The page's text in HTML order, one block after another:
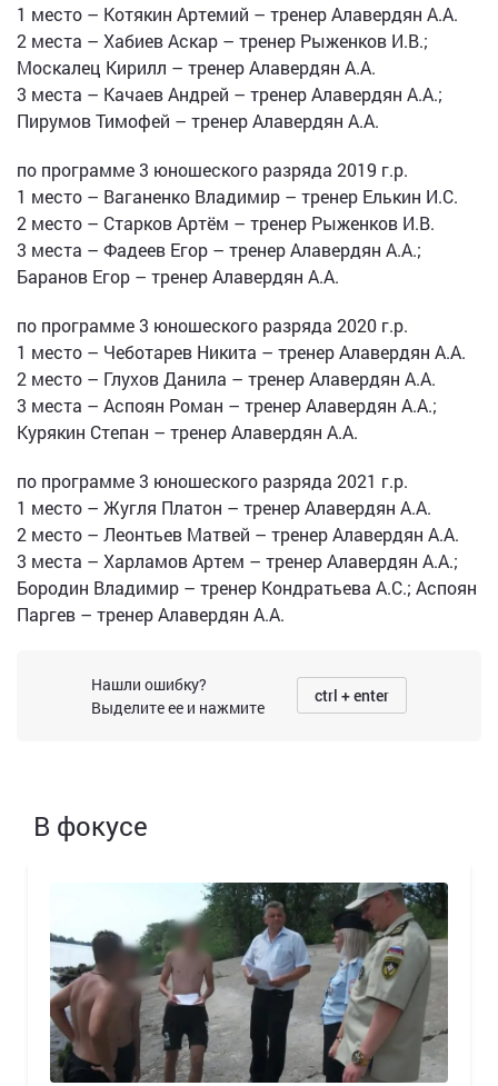
1 место – Котякин Артемий – тренер Алавердян А.А.
2 места – Хабиев Аскар – тренер Рыженков И.В.;
Москалец Кирилл – тренер Алавердян А.А.
3 места – Качаев Андрей – тренер Алавердян А.А.;
Пирумов Тимофей – тренер Алавердян А.А.
по программе 3 юношеского разряда 2019 г.р.
1 место – Ваганенко Владимир – тренер Елькин И.С.
2 место – Старков Артём – тренер Рыженков И.В.
3 места – Фадеев Егор – тренер Алавердян А.А.;
Баранов Егор – тренер Алавердян А.А.
по программе 3 юношеского разряда 2020 г.р.
1 место – Чеботарев Никита – тренер Алавердян А.А.
2 место – Глухов Данила – тренер Алавердян А.А.
3 места – Аспоян Роман – тренер Алавердян А.А.;
Курякин Степан – тренер Алавердян А.А.
по программе 3 юношеского разряда 2021 г.р.
1 место – Жугля Платон – тренер Алавердян А.А.
2 место – Леонтьев Матвей – тренер Алавердян А.А.
3 места – Харламов Артем – тренер Алавердян А.А.;
Бородин Владимир – тренер Кондратьева А.С.; Аспоян
Паргев – тренер Алавердян А.А.
Нашли ошибку?
Выделите ее и нажмите
ctrl + enter
В фокусе